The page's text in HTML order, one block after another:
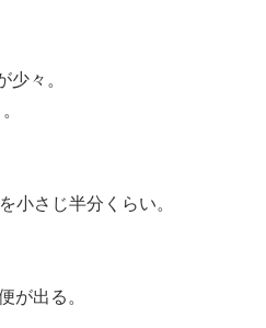
少々。
小さじ半分くらい。
が出る。